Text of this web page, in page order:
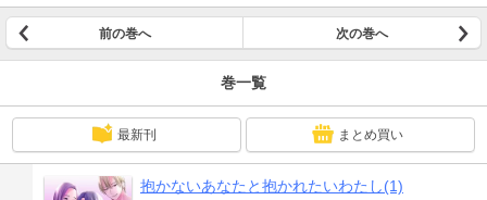
前の巻へ 次の巻へ
巻一覧
最新刊 まとめ買い
抱かないあなたと抱かれたいわたし(1)